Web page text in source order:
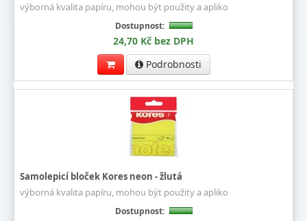
výborná kvalita papíru, mohou být použity a apliko
Dostupnost:
24,70 Kč bez DPH
Podrobnosti
Samolepicí bloček Kores neon - žlutá
výborná kvalita papíru, mohou být použity a apliko
Dostupnost: